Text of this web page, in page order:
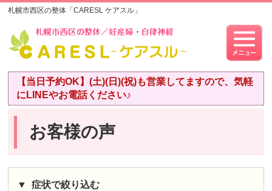
札幌市西区の整体「CARESL ケアスル」
【当日予約OK】(土)(日)(祝)も営業してますので、気軽
にLINEやお電話ください♪
お客様の声
症状で絞り込む